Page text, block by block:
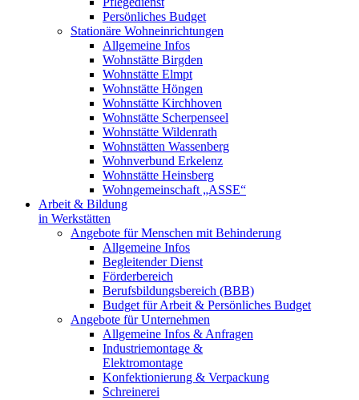
Persönliches Budget
Stationäre Wohneinrichtungen
Allgemeine Infos
Wohnstätte Birgden
Wohnstätte Elmpt
Wohnstätte Höngen
Wohnstätte Kirchhoven
Wohnstätte Scherpenseel
Wohnstätte Wildenrath
Wohnstätten Wassenberg
Wohnverbund Erkelenz
Wohnstätte Heinsberg
Wohngemeinschaft „ASSE“
Arbeit & Bildung
in Werkstätten
Angebote für Menschen mit Behinderung
Allgemeine Infos
Begleitender Dienst
Förderbereich
Berufsbildungsbereich (BBB)
Budget für Arbeit & Persönliches Budget
Angebote für Unternehmen
Allgemeine Infos & Anfragen
Industriemontage &
Elektromontage
Konfektionierung & Verpackung
Schreinerei